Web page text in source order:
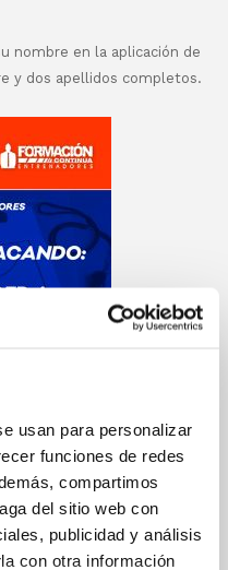
usan para personalizar
funciones de redes
compartimos
del sitio web con
publicidad y análisis
con otra información
nombre en la aplicación de
y dos apellidos completos.